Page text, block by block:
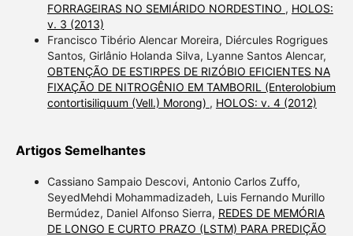
FORRAGEIRAS NO SEMIÁRIDO NORDESTINO , HOLOS:
v. 3 (2013)
Francisco Tibério Alencar Moreira, Diércules Rogrigues
Santos, Girlânio Holanda Silva, Lyanne Santos Alencar,
OBTENÇÃO DE ESTIRPES DE RIZÓBIO EFICIENTES NA
FIXAÇÃO DE NITROGÊNIO EM TAMBORIL (Enterolobium
contortisiliquum (Vell.) Morong) , HOLOS: v. 4 (2012)
Artigos Semelhantes
Cassiano Sampaio Descovi, Antonio Carlos Zuffo,
SeyedMehdi Mohammadizadeh, Luis Fernando Murillo
Bermúdez, Daniel Alfonso Sierra, REDES DE MEMÓRIA
DE LONGO E CURTO PRAZO (LSTM) PARA PREDIÇÃO